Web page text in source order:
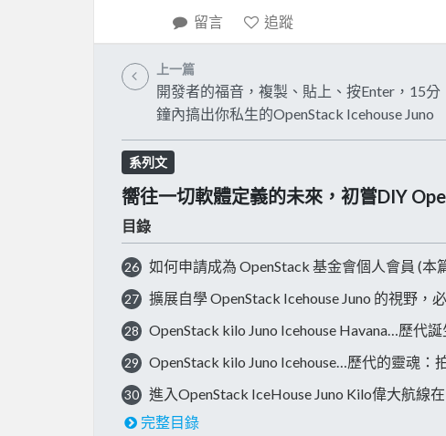
留言 追蹤
上一篇
開發者的福音，複製、貼上、按Enter，15分
鐘內搞出你私生的OpenStack Icehouse Juno
系列文
嚮往一切軟體定義的未來，初嘗DIY
目錄
26 如何申請成為 OpenStack 基金會個人會員 (本
27 擴展自學 OpenStack Icehouse Juno 的視野，
28 OpenStack kilo Juno Icehouse Havana…歷代
29 OpenStack kilo Juno Icehouse…歷代的靈魂
30
進入OpenStack IceHouse Juno Kilo偉大航線
完整目錄